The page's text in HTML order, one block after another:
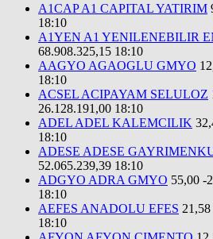
A1CAP A1 CAPITAL YATIRIM
18:10
A1YEN A1 YENILENEBILIR
68.908.325,15 18:10
AAGYO AGAOGLU GMYO
18:10
ACSEL ACIPAYAM SELULOZ
26.128.191,00 18:10
ADEL ADEL KALEMCILIK
18:10
ADESE ADESE
52.065.239,39 18:10
ADGYO ADRA GMYO 55,00 -
18:10
AEFES ANADOLU EFES 21,58
18:10